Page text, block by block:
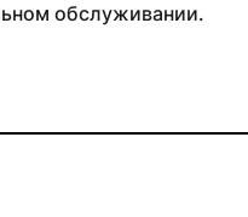
обслуживании.